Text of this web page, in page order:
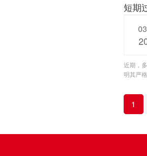
短期
近期，
明其严
1